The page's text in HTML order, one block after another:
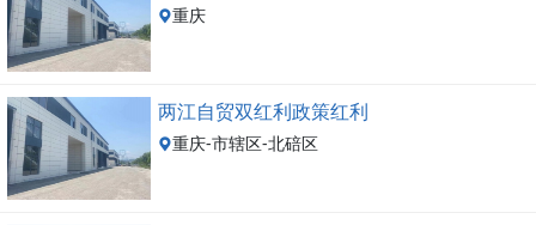
重庆
两江自贸双红利政策红利
重庆-市辖区-北碚区